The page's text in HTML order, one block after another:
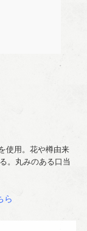
使用。花や樽由来
。丸みのある口当
ら